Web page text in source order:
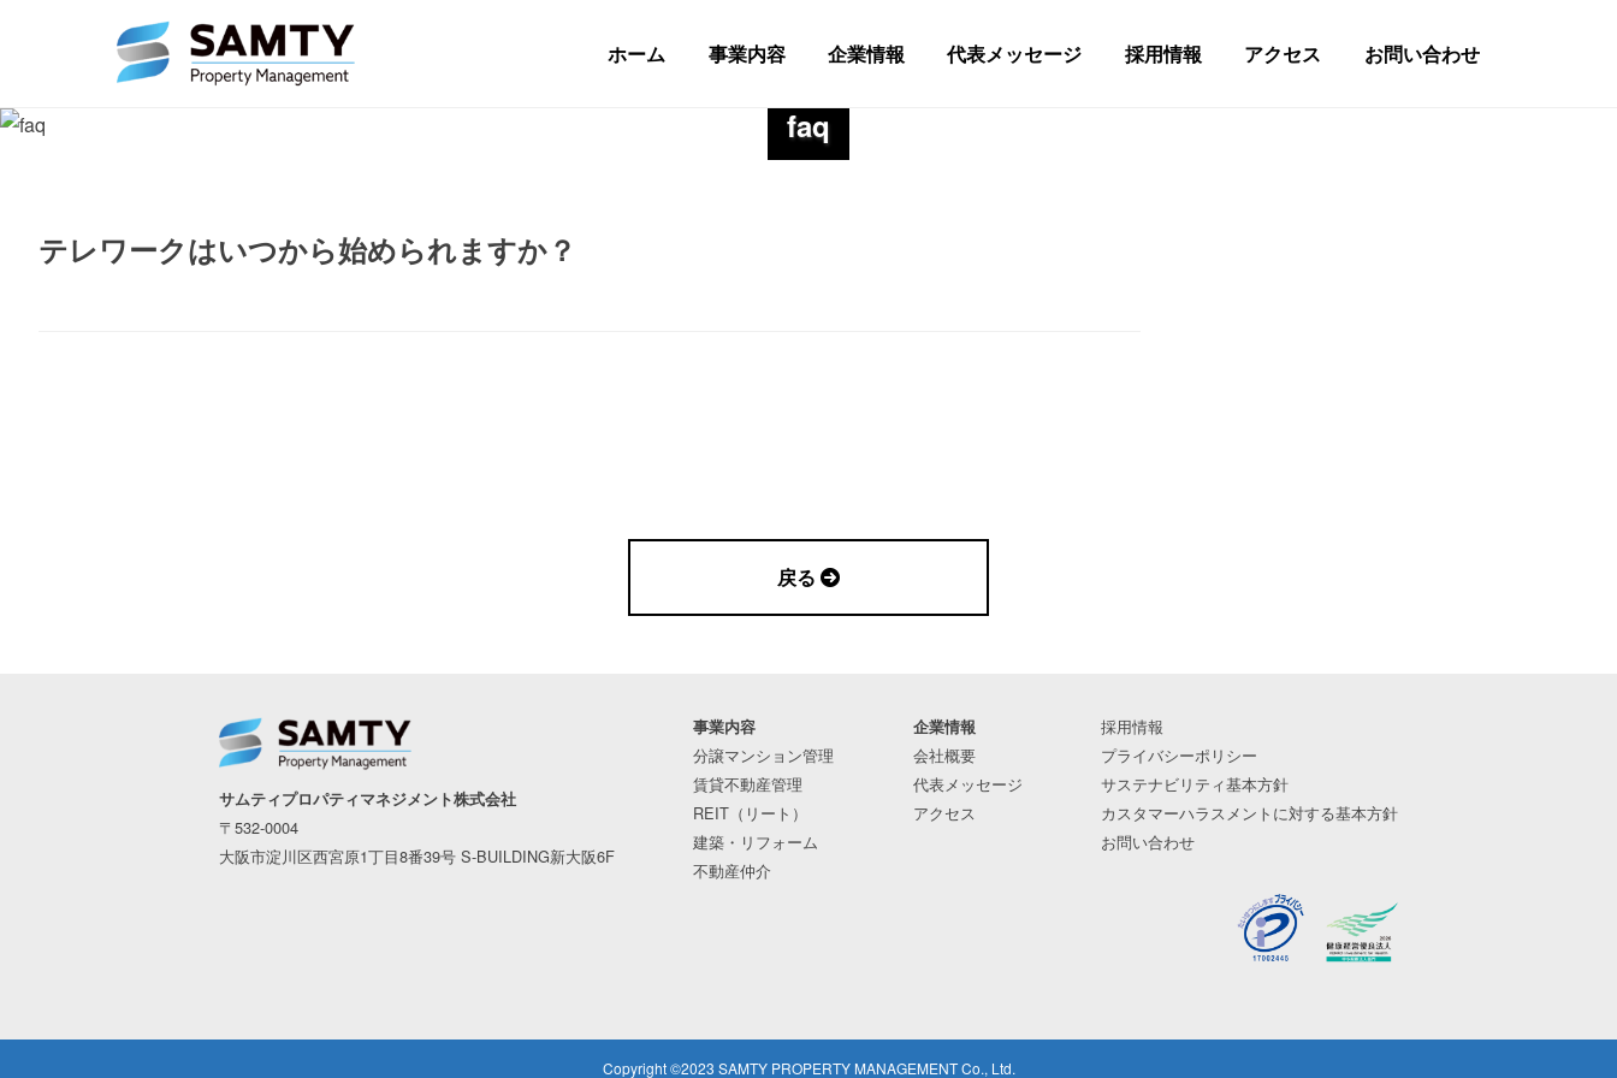
ホーム 事業内容 企業情報 代表メッセージ 採用情報 アクセス お問い合わせ
faq
テレワークはいつから始められますか？
戻る
サムティプロパティマネジメント株式会社
〒532-0004
大阪市淀川区西宮原1丁目8番39号 S-BUILDING新大阪6F
事業内容
分譲マンション管理
賃貸不動産管理
REIT（リート）
建築・リフォーム
不動産仲介
企業情報
会社概要
代表メッセージ
アクセス
採用情報
プライバシーポリシー
サステナビリティ基本方針
カスタマーハラスメントに対する基本方針
お問い合わせ
Copyright ©2023 SAMTY PROPERTY MANAGEMENT Co., Ltd.